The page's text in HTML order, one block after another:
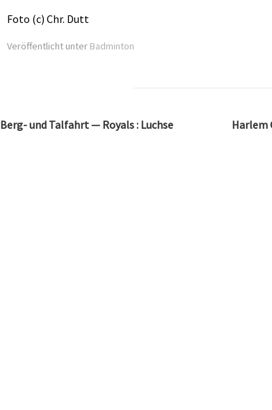
Foto (c) Chr. Dutt
Veröffentlicht unter Badminton
Berg- und Talfahrt — Royals : Luchse Harlem